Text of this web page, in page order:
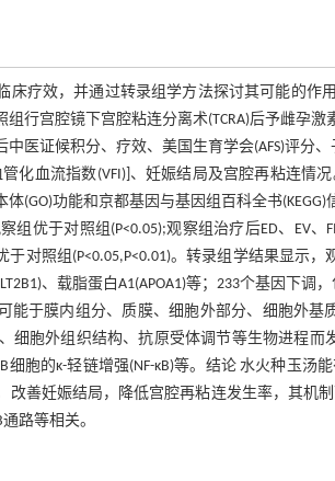
床疗效，并通过转录组学方法探讨其可能的作
行宫腔镜下宫腔粘连分离术(TCRA)后予雌孕激
医证候积分、疗效、美国生育学会(AFS)评分、
化血流指数(VFI)]、妊娠结局及宫腔再粘连情
(GO)功能和京都基因与基因组百科全书
组优于对照组(P<0.05);观察组治疗后ED、EV、
对照组(P<0.05,P<0.01)。转录组学结果显示
、载脂蛋白A1(APOA1)等；233个基因下调，
可能于膜内组分、质膜、细胞外部分、细胞外
胞外组织结构、抗原受体调节等生物进程而
胞的κ-轻链增强(NF-κB)等。结论 水火种玉汤
善妊娠结局，降低宫腔再粘连发生率，其机制
路等相关。